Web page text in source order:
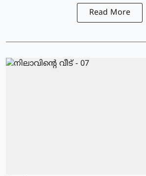
Read More